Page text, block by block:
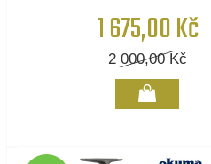
1 675,00 Kč
2 000,00Kč